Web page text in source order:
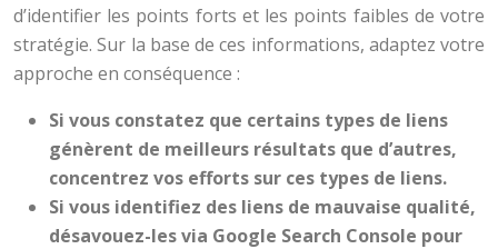
d’identifier les points forts et les points faibles de votre
stratégie. Sur la base de ces informations, adaptez votre
approche en conséquence :
Si vous constatez que certains types de liens
génèrent de meilleurs résultats que d’autres,
concentrez vos efforts sur ces types de liens.
Si vous identifiez des liens de mauvaise qualité,
désavouez-les via Google Search Console pour